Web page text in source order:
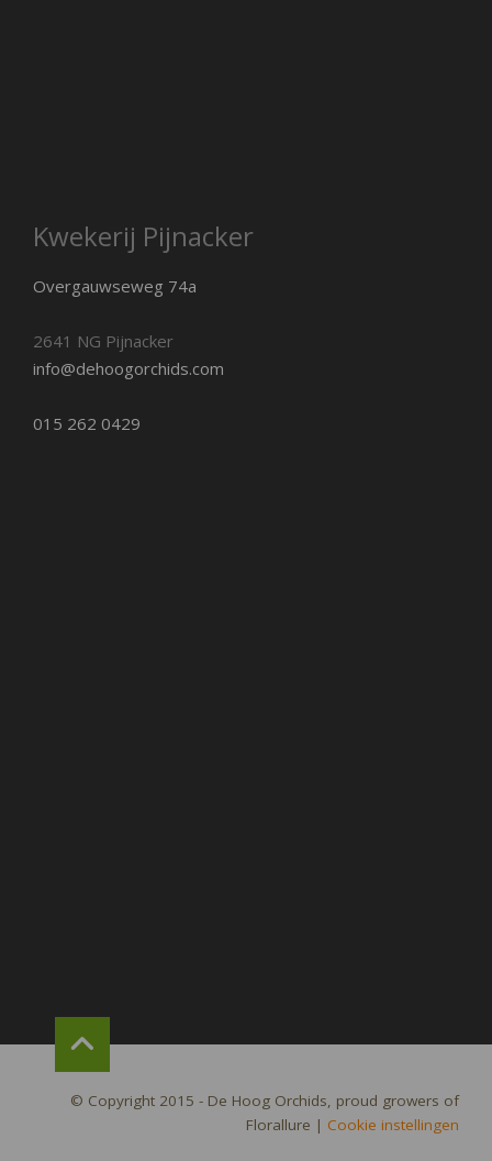
Kwekerij Pijnacker
Overgauwseweg 74a
2641 NG Pijnacker
info@dehoogorchids.com
015 262 0429
© Copyright 2015 - De Hoog Orchids, proud growers of
Florallure | Cookie instellingen